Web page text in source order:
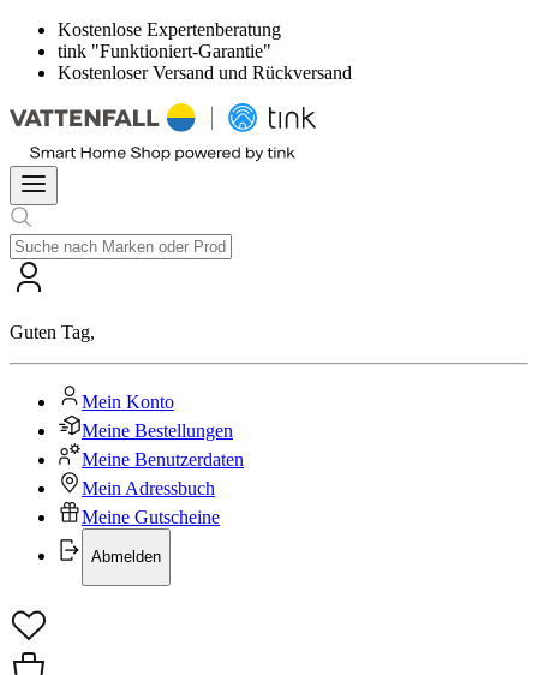
Kostenlose Expertenberatung
tink "Funktioniert-Garantie"
Kostenloser Versand und Rückversand
Guten Tag,
Mein Konto
Meine Bestellungen
Meine Benutzerdaten
Mein Adressbuch
Meine Gutscheine
Abmelden